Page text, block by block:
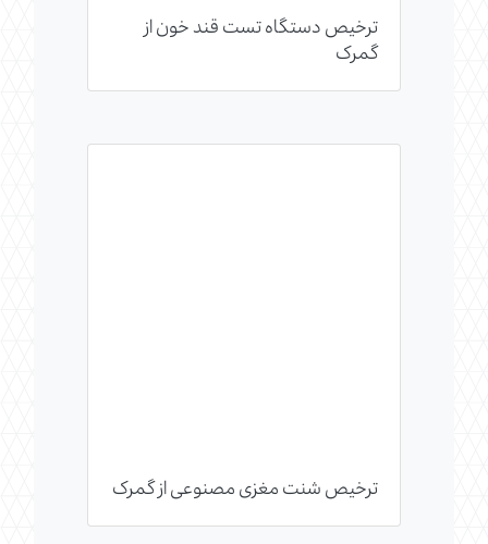
ترخیص دستگاه تست قند خون از
گمرک
ترخیص شنت مغزی مصنوعی از گمرک